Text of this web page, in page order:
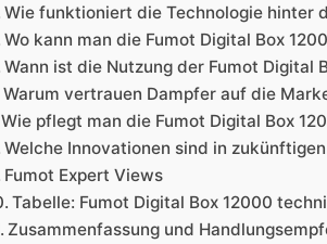
Wie funktioniert die Technologie hinter
Wo kann man die Fumot Digital Box
Wann ist die Nutzung der Fumot Digital
Warum vertrauen Dampfer auf die
Wie pflegt man die Fumot Digital Box
Welche Innovationen sind in
Fumot Expert Views
Tabelle: Fumot Digital Box 12000
Zusammenfassung und